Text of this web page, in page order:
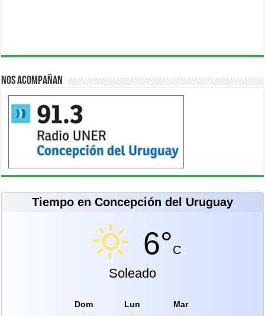
Nos acompañan
Tiempo en Concepción del Uruguay
6°C
Soleado
Dom Lun Mar